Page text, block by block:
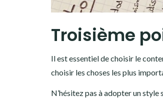
Troisième
Il est essentiel de choisir le
choisir les choses les plus
N’hésitez pas à adopter un style